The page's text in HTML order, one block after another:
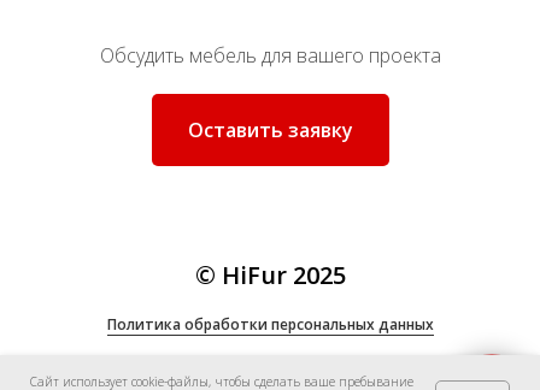
Обсудить мебель для вашего проекта
Оставить заявку
Сайт использует cookie-файлы, чтобы сделать ваше пребывание
© HiFur 2025
Политика обработки персональных данных